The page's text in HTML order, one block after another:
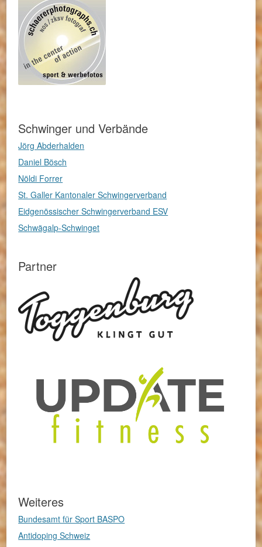
Schwinger und Verbände
Jörg Abderhalden
Daniel Bösch
Nöldi Forrer
St. Galler Kantonaler Schwingerverband
Eidgenössischer Schwingerverband ESV
Schwägalp-Schwinget
Partner
Weiteres
Bundesamt für Sport BASPO
Antidoping Schweiz